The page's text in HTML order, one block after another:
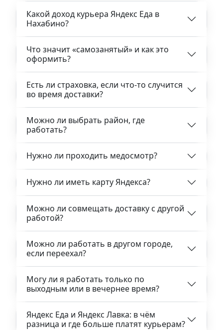
Какой доход курьера Яндекс Еда в
Нахабино?
Что значит «самозанятый» и как это
оформить?
Есть ли страховка, если что-то случится
во время доставки?
Можно ли выбрать район, где
работать?
Нужно ли проходить медосмотр?
Нужно ли иметь карту Яндекса?
Можно ли совмещать доставку с другой
работой?
Можно ли работать в другом городе,
если переехал?
Могу ли я работать только по
выходным или в вечернее время?
Яндекс Еда и Яндекс Лавка: в чём
разница и где больше платят курьерам?